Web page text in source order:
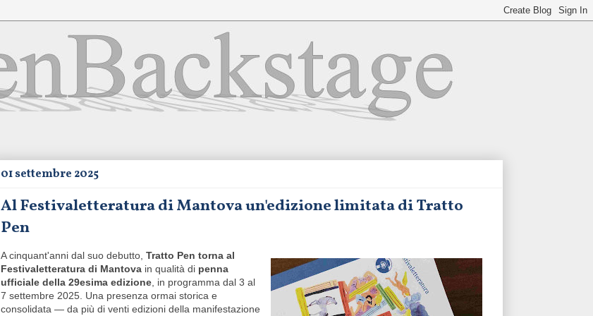
01 settembre 2025
Al Festivaletteratura di Mantova un'edizione limitata di Tratto
Pen
A cinquant'anni dal suo debutto, Tratto Pen torna al
Festivaletteratura di Mantova in qualità di penna
ufficiale della 29esima edizione , in programma dal 3 al
7 settembre 2025. Una presenza ormai storica e
consolidata — da più di venti edizioni della manifestazione